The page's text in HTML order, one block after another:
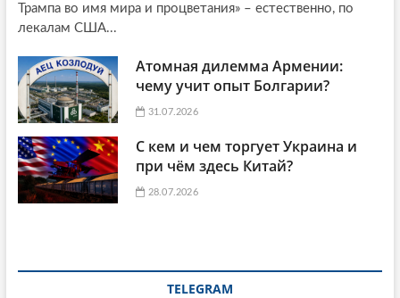
Трампа во имя мира и процветания» – естественно, по
лекалам США...
Атомная дилемма Армении:
чему учит опыт Болгарии?
31.07.2026
С кем и чем торгует Украина и
при чём здесь Китай?
28.07.2026
TELEGRAM